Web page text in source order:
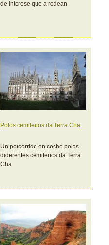
de interese que a rodean
Polos cemiterios da Terra Cha
Un percorrido en coche polos
diderentes cemiterios da Terra
Cha